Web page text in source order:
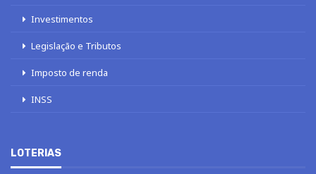
Investimentos
Legislação e Tributos
Imposto de renda
INSS
LOTERIAS